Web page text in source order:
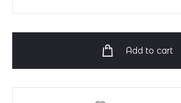
Add to cart